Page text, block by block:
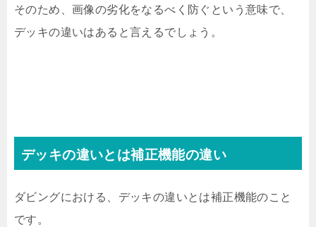
そのため、画像の劣化をなるべく防ぐという意味で、
デッキの違いはあると言えるでしょう。
デッキの違いとは補正機能の違い
ダビングにおける、デッキの違いとは補正機能のこと
です。